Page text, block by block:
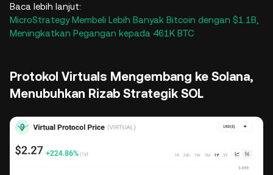
Baca lebih lanjut:
MicroStrategy Membeli Lebih Banyak Bitcoin dengan $1.1B,
Meningkatkan Pegangan kepada 461K BTC
Protokol Virtuals Mengembang ke Solana,
Menubuhkan Rizab Strategik SOL